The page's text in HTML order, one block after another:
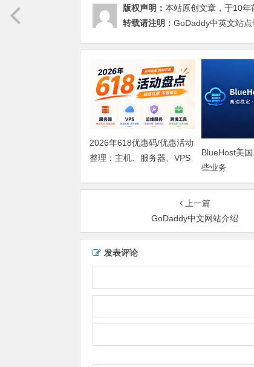
版权声明： 本站原创文章，于10年
转载请注明： GoDaddy中英文站
2026年618优惠码/优惠活动
整理：主机、服务器、VPS
BlueHost美
些业务
上一篇
GoDaddy中文网站介绍
发表评论